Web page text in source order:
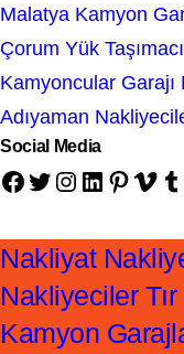
Malatya Kamyon
Çorum Yük
Kamyoncular Garajı
Adıyaman
Social Media
Facebook Twitter Instagram LinkedIn Pinterest Vimeo Tumblr
Nakliyat
Nakliyeciler
Kamyon